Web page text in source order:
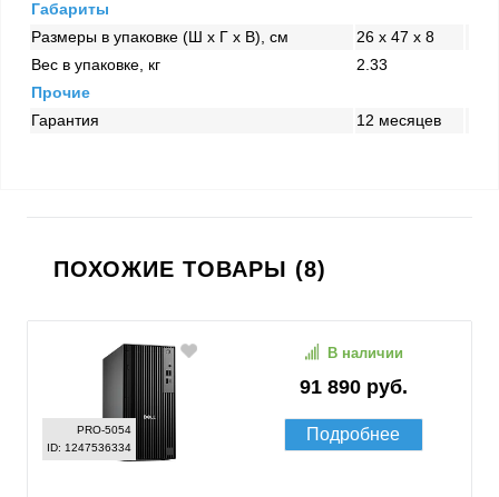
Габариты
Размеры в упаковке (Ш x Г x В), см
26 x 47 x 8
Вес в упаковке, кг
2.33
Прочие
Гарантия
12 месяцев
ПОХОЖИЕ ТОВАРЫ (8)
PRO-5054
ID: 1247536334
91 890 руб.
В наличии
Подробнее